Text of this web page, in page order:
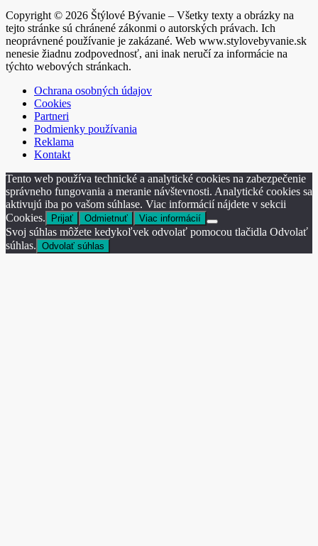
Copyright © 2026 Štýlové Bývanie – Všetky texty a obrázky na
tejto stránke sú chránené zákonmi o autorských právach. Ich
neoprávnené používanie je zakázané. Web www.stylovebyvanie.sk
nenesie žiadnu zodpovednosť, ani inak neručí za informácie na
týchto webových stránkach.
Ochrana osobných údajov
Cookies
Partneri
Podmienky používania
Reklama
Kontakt
Tento web používa technické a analytické cookies na zabezpečenie
správneho fungovania a meranie návštevnosti. Analytické cookies sa
aktivujú iba po vašom súhlase. Viac informácií nájdete v sekcii
Cookies.
Prijať Odmietnuť Viac informácií
Svoj súhlas môžete kedykoľvek odvolať pomocou tlačidla Odvolať
súhlas. Odvolať súhlas